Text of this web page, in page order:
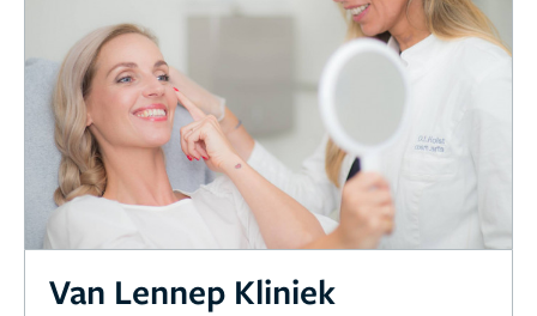
Van Lennep Kliniek